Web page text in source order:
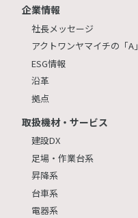
企業情報
社長メッセージ
アクトワンヤマイチの「A」
ESG情報
沿革
拠点
取扱機材・サービス
建設DX
足場・作業台系
昇降系
台車系
電器系